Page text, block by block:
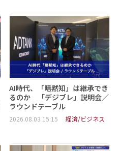
AI時代、「暗黙知」は継承でき
るのか 「デジブレ」説明会／
ラウンドテーブル
2026.08.03 15:15 経済/ビジネス